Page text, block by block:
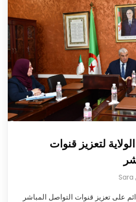
لتعزيز قنوات
Sara
على تعزيز قنوات التواصل المباشر